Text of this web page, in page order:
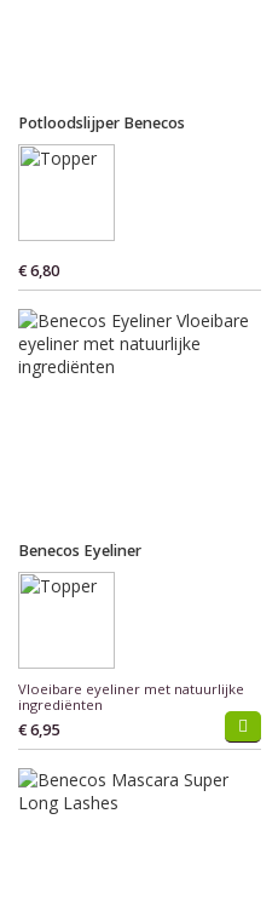
Potloodslijper Benecos
€ 6,80
Benecos Eyeliner
Vloeibare eyeliner met natuurlijke
ingrediënten
€ 6,95